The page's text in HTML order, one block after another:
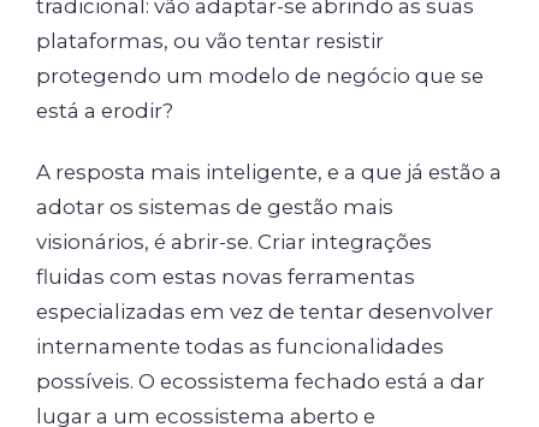
tradicional: vão adaptar-se abrindo as suas
plataformas, ou vão tentar resistir
protegendo um modelo de negócio que se
está a erodir?
A resposta mais inteligente, e a que já estão a
adotar os sistemas de gestão mais
visionários, é abrir-se. Criar integrações
fluidas com estas novas ferramentas
especializadas em vez de tentar desenvolver
internamente todas as funcionalidades
possíveis. O ecossistema fechado está a dar
lugar a um ecossistema aberto e